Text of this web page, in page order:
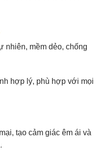
nhiên, mềm dẻo, chống
hợp lý, phù hợp với mọi
tạo cảm giác êm ái và